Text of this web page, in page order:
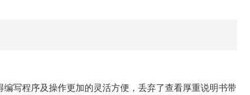
写程序及操作更加的灵活方便，丢弃了查看厚重说明书带